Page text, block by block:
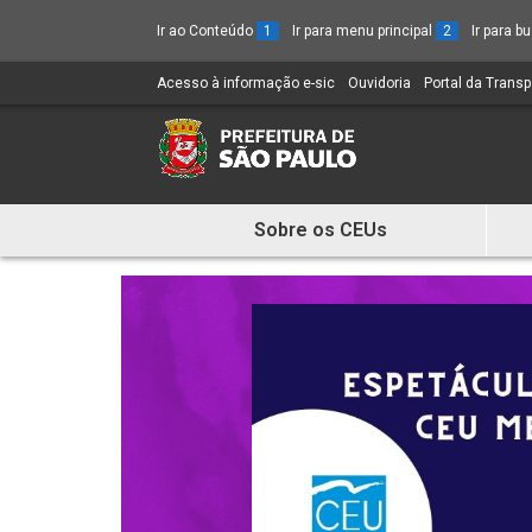
Ir ao Conteúdo 1 Ir para menu principal 2 Ir para
Acesso à informação e-sic (Link
um
novo
Ouvidoria (Link
Portal da
e
Sobre os CEUs